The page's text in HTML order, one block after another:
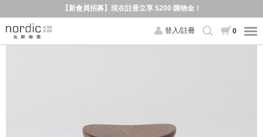
【新會員招募】現在註冊立享 $200 購物金！
登入/註冊 0